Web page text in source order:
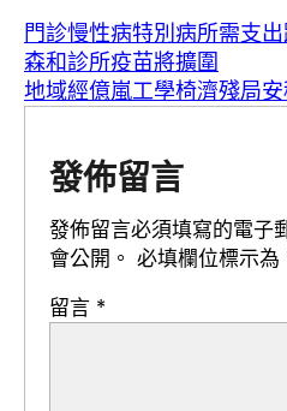
門診慢性病特別病所需支
森和診所疫苗將擴圍
地域經億嵐工學椅濟殘局
發佈留言
發佈留言必須填寫的電子
會公開。 必填欄位標示為
留言 *